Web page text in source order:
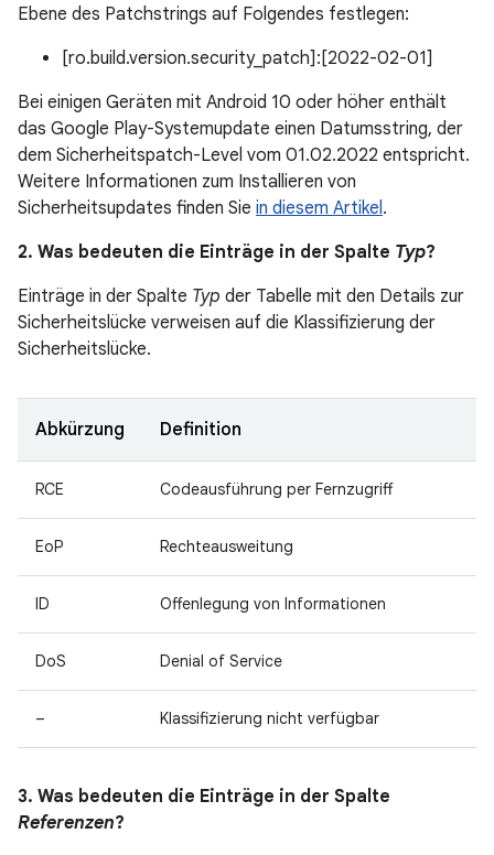
Ebene des Patchstrings auf Folgendes festlegen:
[ro.build.version.security_patch]:[2022-02-01]
Bei einigen Geräten mit Android 10 oder höher enthält
das Google Play-Systemupdate einen Datumsstring, der
dem Sicherheitspatch-Level vom 01.02.2022 entspricht.
Weitere Informationen zum Installieren von
Sicherheitsupdates finden Sie in diesem Artikel.
2. Was bedeuten die Einträge in der Spalte Typ?
Einträge in der Spalte Typ der Tabelle mit den Details zur
Sicherheitslücke verweisen auf die Klassifizierung der
Sicherheitslücke.
Abkürzung Definition
RCE Codeausführung per Fernzugriff
EoP Rechteausweitung
ID Offenlegung von Informationen
DoS Denial of Service
– Klassifizierung nicht verfügbar
3. Was bedeuten die Einträge in der Spalte
Referenzen?